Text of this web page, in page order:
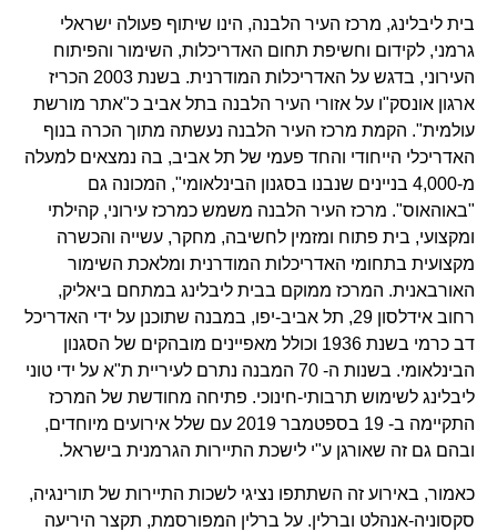
בית ליבלינג, מרכז העיר הלבנה, הינו שיתוף פעולה ישראלי
גרמני, לקידום וחשיפת תחום האדריכלות, השימור והפיתוח
העירוני, בדגש על האדריכלות המודרנית. בשנת 2003 הכריז
ארגון אונסק"ו על אזורי העיר הלבנה בתל אביב כ"אתר מורשת
עולמית". הקמת מרכז העיר הלבנה נעשתה מתוך הכרה בנוף
האדריכלי הייחודי והחד פעמי של תל אביב, בה נמצאים למעלה
מ-4,000 בניינים שנבנו בסגנון הבינלאומי", המכונה גם
"באוהאוס". מרכז העיר הלבנה משמש כמרכז עירוני, קהילתי
ומקצועי, בית פתוח ומזמין לחשיבה, מחקר, עשייה והכשרה
מקצועית בתחומי האדריכלות המודרנית ומלאכת השימור
האורבאנית. המרכז ממוקם בבית ליבלינג במתחם ביאליק,
רחוב אידלסון 29, תל אביב-יפו, במבנה שתוכנן על ידי האדריכל
דב כרמי בשנת 1936 וכולל מאפיינים מובהקים של הסגנון
הבינלאומי. בשנות ה- 70 המבנה נתרם לעיריית ת"א על ידי טוני
ליבלינג לשימוש תרבותי-חינוכי. פתיחה מחודשת של המרכז
התקיימה ב- 19 בספטמבר 2019 עם שלל אירועים מיוחדים,
ובהם גם זה שאורגן ע"י לישכת התיירות הגרמנית בישראל.
כאמור, באירוע זה השתתפו נציגי לשכות התיירות של תורינגיה,
סקסוניה-אנהלט וברלין. על ברלין המפורסמת, תקצר היריעה